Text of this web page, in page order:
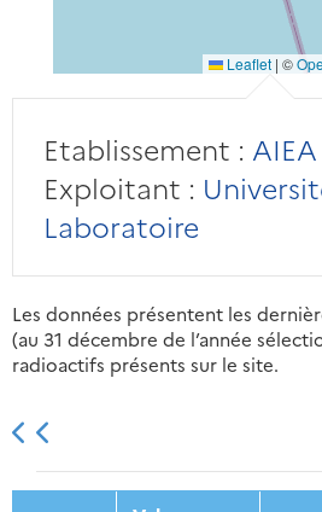
Leaflet | ©
Etablissement : AIEA
Exploitant :
Laboratoire
Les données présentent les
(au 31 décembre de l’année
radioactifs présents sur le site.